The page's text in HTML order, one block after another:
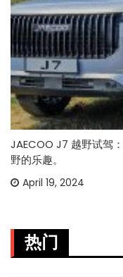
JAECOO J7 越野试驾
野的乐趣。
April 19, 2024
热门